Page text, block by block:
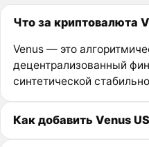
Что за криптовалюта
Venus — это
децентрализованный
синтетической
Как добавить Venus